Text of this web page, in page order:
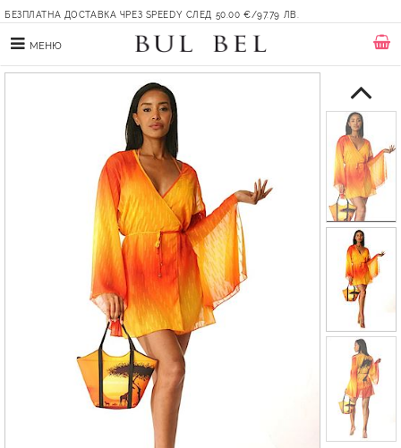
БЕЗПЛАТНА ДОСТАВКА ЧРЕЗ SPEEDY СЛЕД 50.00 €/97.79 ЛВ.
МЕНЮ